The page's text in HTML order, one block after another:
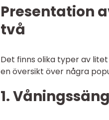
Presentation
två
Det finns olika typer av
en översikt över några
1.